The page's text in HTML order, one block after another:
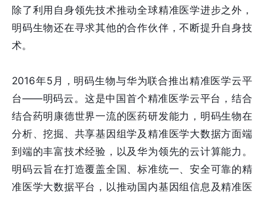
除了利用自身领先技术推动全球精准医学进步之外，
明码生物还在寻求其他的合作伙伴，不断提升自身技
术。
2016年5月，明码生物与华为联合推出精准医学云平
台——明码云。这是中国首个精准医学云平台，结合
结合药明康德世界一流的医药研发能力，明码生物在
分析、挖掘、共享基因组学及精准医学大数据方面端
到端的丰富技术经验，以及华为领先的云计算能力。
明码云旨在打造覆盖全国、标准统一、安全可靠的精
准医学大数据平台，以推动国内基因组信息及精准医